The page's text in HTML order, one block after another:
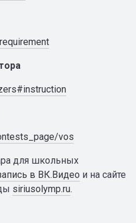
vos
для школьных
в ВК.Видео и на сайте
siriusolymp.ru.